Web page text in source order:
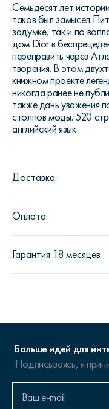
Семьдесят лет
таков был замысел
задумке, так и по
дом Dior в
переправить через
творения. В этом
книжном проекте
никогда ранее не
также дань уважения
столпов моды. 520
английский язык
Доставка
Оплата
Гарантия 18 месяцев
Больше идей для
Подписываясь, я